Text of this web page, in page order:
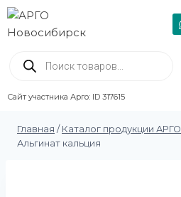
Сайт участника Арго: ID 317615
Главная / Каталог продукции АРГО
Альгинат кальция